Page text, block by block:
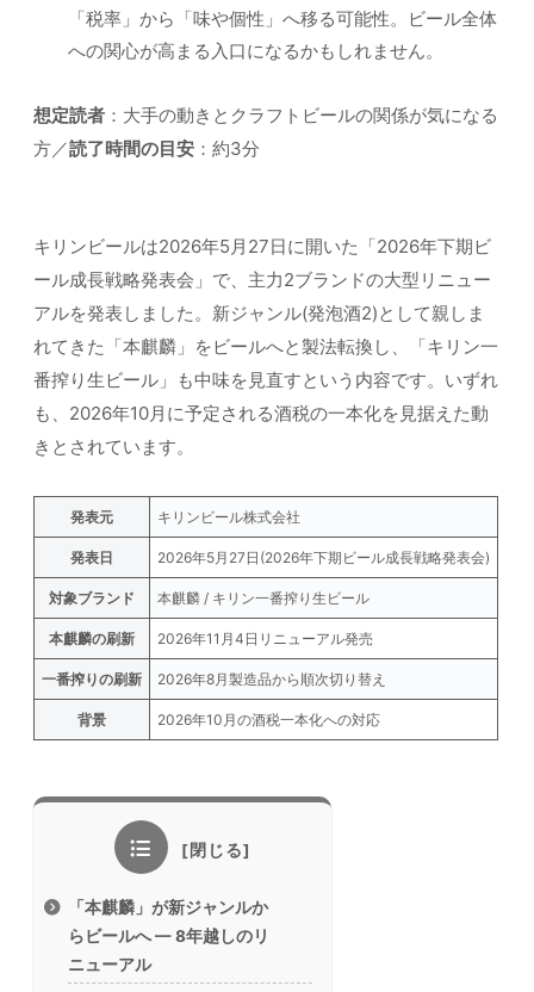
「税率」から「味や個性」へ移る可能性。ビール全体
への関心が高まる入口になるかもしれません。
想定読者 ：大手の動きとクラフトビールの関係が気になる
方／読了時間の目安 ：約3分
キリンビールは2026年5月27日に開いた「2026年下期ビ
ール成長戦略発表会」で、主力2ブランドの大型リニュー
アルを発表しました。新ジャンル(発泡酒2)として親しま
れてきた「本麒麟」をビールへと製法転換し、「キリン一
番搾り生ビール」も中味を見直すという内容です。いずれ
も、2026年10月に予定される酒税の一本化を見据えた動
きとされています。
発表元 キリンビール株式会社
発表日 2026年5月27日(2026年下期ビール成長戦略発表会)
対象ブランド 本麒麟 / キリン一番搾り生ビール
本麒麟の刷新 2026年11月4日リニューアル発売
一番搾りの刷新 2026年8月製造品から順次切り替え
背景 2026年10月の酒税一本化への対応
「本麒麟」が新ジャンルか
らビールへ — 8年越しのリ
ニューアル